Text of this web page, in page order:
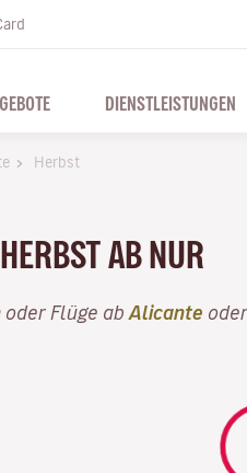
DIENSTLEISTUNGEN
Herbst
AB NUR
oder Flüge ab Alicante